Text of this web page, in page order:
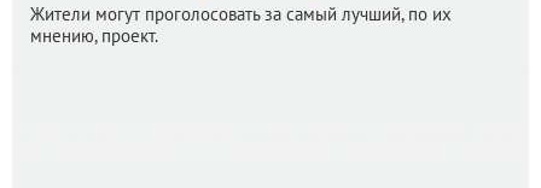
Жители могут проголосовать за самый лучший, по их
мнению, проект.